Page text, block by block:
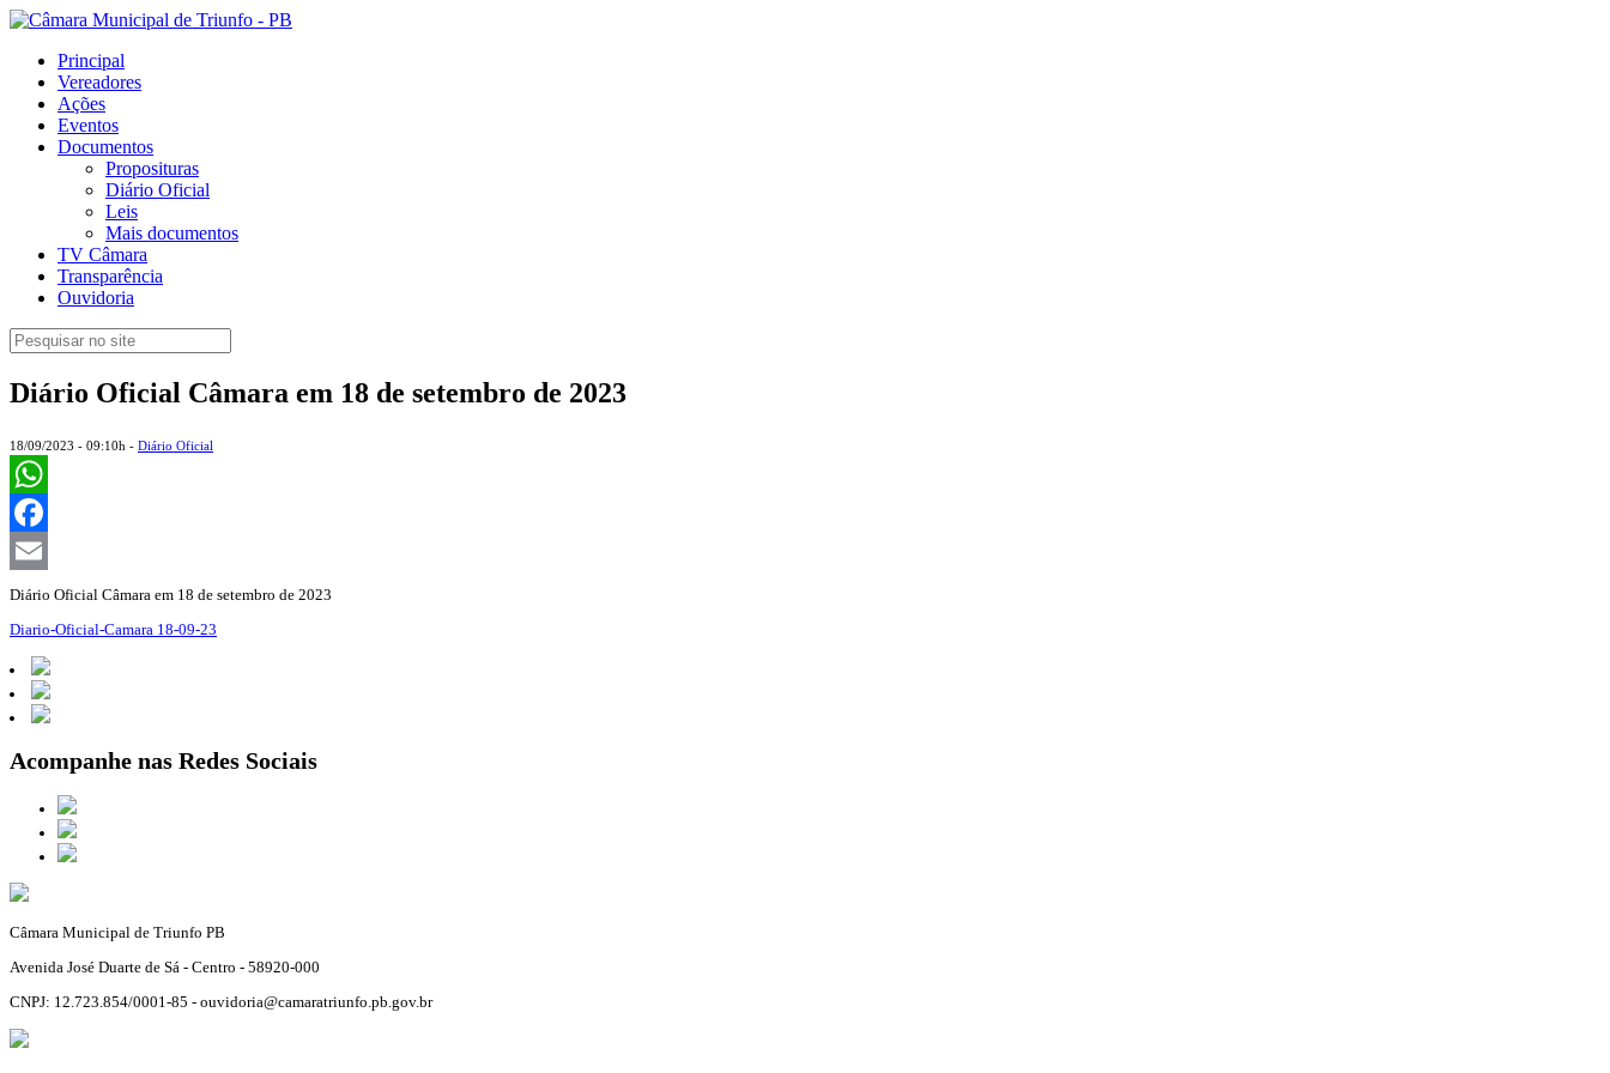
Principal
Vereadores
Ações
Eventos
Documentos
Proposituras
Diário Oficial
Leis
Mais documentos
TV Câmara
Transparência
Ouvidoria
Diário Oficial Câmara em 18 de setembro de 2023
18/09/2023 - 09:10h - Diário Oficial
WhatsApp
Facebook
Email
Diário Oficial Câmara em 18 de setembro de 2023
Diario-Oficial-Camara 18-09-23
Acompanhe nas Redes Sociais
Câmara Municipal de Triunfo PB
Avenida José Duarte de Sá - Centro - 58920-000
CNPJ: 12.723.854/0001-85 - ouvidoria@camaratriunfo.pb.gov.br